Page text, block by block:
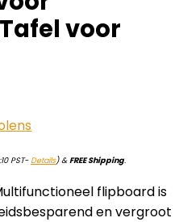
voor
PST-Details)&FREE Shipping.
flipboard is
en vergroot